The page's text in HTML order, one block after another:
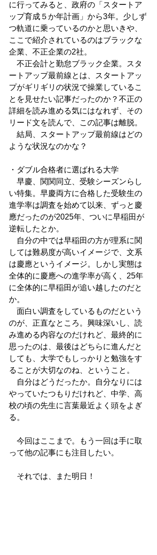
に行ってみると、政府の「スタートア
ップ育成５か年計画」から3年。少しず
つ軌道に乗っているのかと思いきや、
ここで紹介されているのはブラックな
企業、不正企業の2社。
不正会計と勤怠ブラック企業。スタ
ートアップ最前線とは、スタートアッ
プがギリギリの状況で操業しているこ
とを見せたい記事だったのか？不正の
詳細を読み進める気にはなれず、その
リード文を読んで、この記事は離脱。
結局、スタートアップ最前線はどの
ような状況なのかな？
・ダブル合格者に選ばれる大学
早慶、関関同立、受験シーズンらし
い特集。早慶両方に合格した受験生の
進学率は調査を始めて以来、ずっと慶
應だったのが2025年、ついに早稲田が
逆転したとか。
自分の中では早稲田の方が理系に関
しては難易度が高いイメージで、文系
は慶應というイメージ。しかし実態は
全体的に慶應への進学率が高く、25年
に全体的に早稲田が追い越したのだと
か。
面白い調査をしているものだという
のが、正直なところ。興味深いし、読
み進める内容なのだけれど、最終的に
思ったのは、最後はどちらに進んだと
しても、大学でもしっかりと勉強をす
ることが大切なのね、ということ。
自分はどうだったか。自分なりには
やっていたつもりだけれど、中学、高
校の頃の先生に言葉最近よく頭をよぎ
る。
今回はここまで。もう一回は手に取
って他の記事にも注目したい。
それでは、また明日！